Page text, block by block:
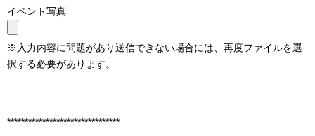
イベント写真
※入力内容に問題があり送信できない場合には、再度ファイルを選
択する必要があります。
********************************